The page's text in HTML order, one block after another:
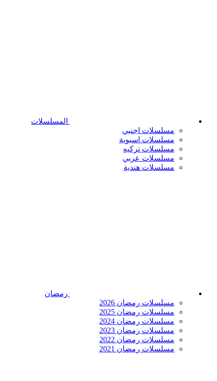
المسلسلات
مسلسلات اجنبي
مسلسلات اسيوية
مسلسلات تركيه
مسلسلات عربي
مسلسلات هندية
رمضان
مسلسلات رمضان 2026
مسلسلات رمضان 2025
مسلسلات رمضان 2024
مسلسلات رمضان 2023
مسلسلات رمضان 2022
مسلسلات رمضان 2021